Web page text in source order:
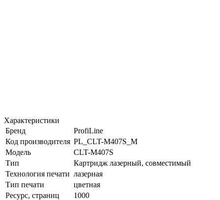
Характеристики
Бренд
ProfiLine
Код производителя PL_CLT-M407S_M
Модель
CLT-M407S
Тип
Картридж лазерный, совместимый
Технология печати лазерная
Тип печати
цветная
Ресурс, страниц
1000